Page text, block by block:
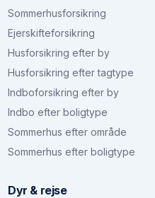
Sommerhusforsikring
Ejerskifteforsikring
Husforsikring efter by
Husforsikring efter tagtype
Indboforsikring efter by
Indbo efter boligtype
Sommerhus efter område
Sommerhus efter boligtype
Dyr & rejse